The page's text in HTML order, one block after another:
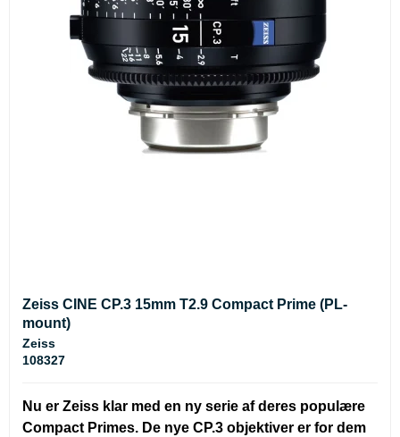
Zeiss CINE CP.3 15mm T2.9 Compact Prime (PL-
mount)
Zeiss
108327
Nu er Zeiss klar med en ny serie af deres populære
Compact Primes. De nye CP.3 objektiver er for dem